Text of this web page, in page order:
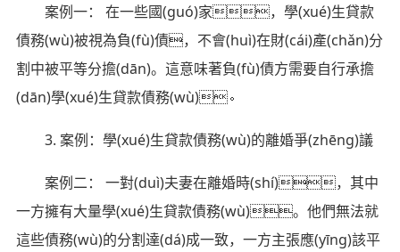
案例一： 在一些國(guó)家，學(xué)生貸款
債務(wù)被視為負(fù)債，不會(huì)在財(cái)產(chǎn)分
割中被平等分擔(dān)。這意味著負(fù)債方需要自行承擔
(dān)學(xué)生貸款債務(wù)。
3. 案例：學(xué)生貸款債務(wù)的離婚爭(zhēng)議
案例二： 一對(duì)夫妻在離婚時(shí)，其中
一方擁有大量學(xué)生貸款債務(wù)。他們無法就
這些債務(wù)的分割達(dá)成一致，一方主張應(yīng)該平